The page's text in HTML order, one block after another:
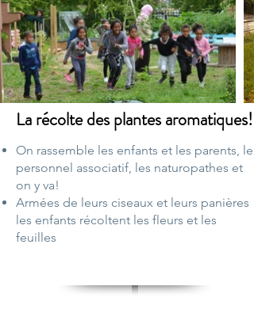
La récolte des plantes aromatiques!
On rassemble les enfants et les parents, le
personnel associatif, les naturopathes et
on y va!
Armées de leurs ciseaux et leurs panières
les enfants récoltent les fleurs et les
feuilles